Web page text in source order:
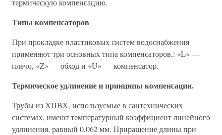
термическую компенсацию.
Типы компенсаторов
При прокладке пластиковых систем водоснабжения
применяют три основных типа компенсаторов,: «L» —
плечо, «Z» — обход и «U» — компенсатор.
Термическое удлинение и принципы компенсации.
Трубы из ХПВХ, используемые в сантехнических
системах, имеют температурный коэффициент линейного
удлинения, равный 0,062 мм. Приращение длины при